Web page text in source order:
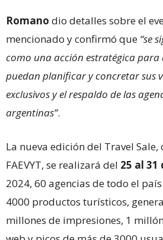
Romano dio detalles sobre el
mencionado y confirmó que “se
como una acción estratégica para
puedan planificar y concretar sus
exclusivos y el respaldo de las
argentinas”.
La nueva edición del Travel
FAEVYT, se realizará del 25 al 31
2024, 60 agencias de todo el
4000 productos turísticos,
millones de impresiones, 1